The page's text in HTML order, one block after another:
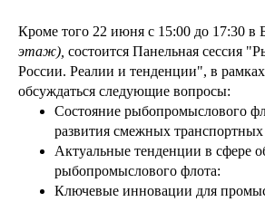
Кроме того 22 июня с 15:00 до 17:30 в
этаж), состоится Панельная сессия
России. Реалии и тенденции", в
обсуждаться следующие вопросы:
Состояние рыбопромыслового
развития смежных транспортных
Актуальные тенденции в сфере
рыбопромыслового флота:
Ключевые инновации для